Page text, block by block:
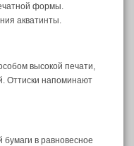
формы.
акватинты.
высокой печати,
Оттиски напоминают
в равновесное